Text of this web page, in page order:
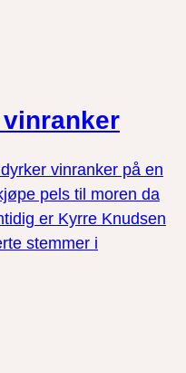
vinranker på en
pels til moren da
er Kyrre Knudsen
stemmer i